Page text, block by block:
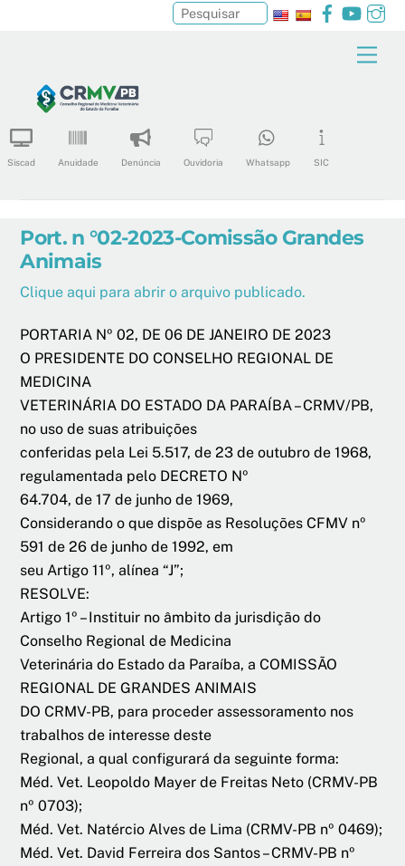
content
Facebook
Siscad Anuidade Denúncia Ouvidoria Whatsapp SIC
Pesquisar
Port. n °02-2023-Comissão Grandes
Animais
Clique aqui para abrir o arquivo publicado.
PORTARIA Nº 02, DE 06 DE JANEIRO DE 2023
O PRESIDENTE DO CONSELHO REGIONAL DE
MEDICINA
VETERINÁRIA DO ESTADO DA PARAÍBA – CRMV/PB,
no uso de suas atribuições
conferidas pela Lei 5.517, de 23 de outubro de 1968,
regulamentada pelo DECRETO Nº
64.704, de 17 de junho de 1969,
Considerando o que dispõe as Resoluções CFMV nº
591 de 26 de junho de 1992, em
seu Artigo 11º, alínea “J”;
RESOLVE:
Artigo 1º – Instituir no âmbito da jurisdição do
Conselho Regional de Medicina
Veterinária do Estado da Paraíba, a COMISSÃO
REGIONAL DE GRANDES ANIMAIS
DO CRMV-PB, para proceder assessoramento nos
trabalhos de interesse deste
Regional, a qual configurará da seguinte forma:
Méd. Vet. Leopoldo Mayer de Freitas Neto (CRMV-PB
nº 0703);
Méd. Vet. Natércio Alves de Lima (CRMV-PB nº 0469);
Méd. Vet. David Ferreira dos Santos – CRMV-PB nº